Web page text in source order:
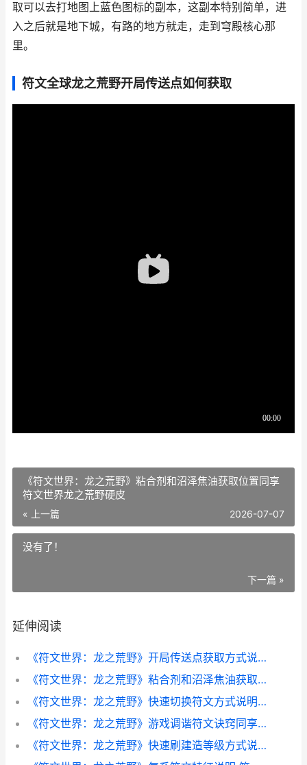
取可以去打地图上蓝色图标的副本，这副本特别简单，进
入之后就是地下城，有路的地方就走，走到穹殿核心那
里。
符文全球龙之荒野开局传送点如何获取
《符文世界：龙之荒野》粘合剂和沼泽焦油获取位置同享
符文世界龙之荒野硬皮
« 上一篇 2026-07-07
没有了！
下一篇 »
延伸阅读
《符文世界：龙之荒野》开局传送点获取方式说明 符文世界龙之荒野坐骑
《符文世界：龙之荒野》粘合剂和沼泽焦油获取位置同享 符文世界龙之荒野硬皮
《符文世界：龙之荒野》快速切换符文方式说明 符文世界龙之荒野坐骑
《符文世界：龙之荒野》游戏调谐符文诀窍同享 符文世界龙之荒野职业
《符文世界：龙之荒野》快速刷建造等级方式说明 符文世界龙之荒野钢锭